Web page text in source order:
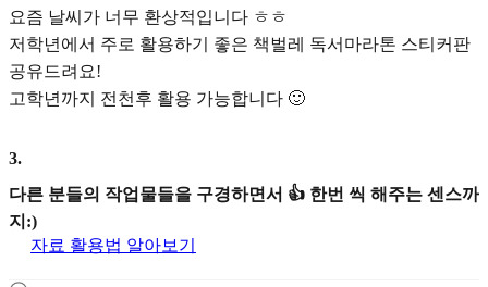
요즘 날씨가 너무 환상적입니다 ㅎㅎ
저학년에서 주로 활용하기 좋은 책벌레 독서마라톤 스티커판
공유드려요!
고학년까지 전천후 활용 가능합니다 🙂
3.
다른 분들의 작업물들을 구경하면서 👍 한번 씩 해주는 센스까
지:)
자료 활용법 알아보기